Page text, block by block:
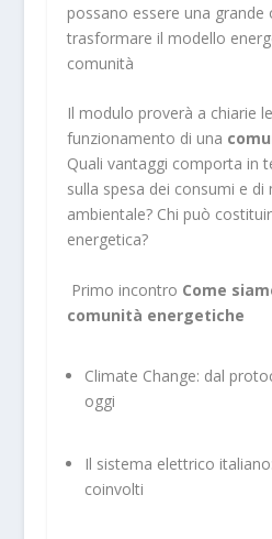
possano essere una grande
trasformare il modello
comunità
Il modulo proverà a chiarie
funzionamento di una
Quali vantaggi comporta in
sulla spesa dei consumi e
ambientale? Chi può
energetica?
Primo incontro Come
comunità energetiche
Climate Change: dal
oggi
Il sistema elettrico
coinvolti